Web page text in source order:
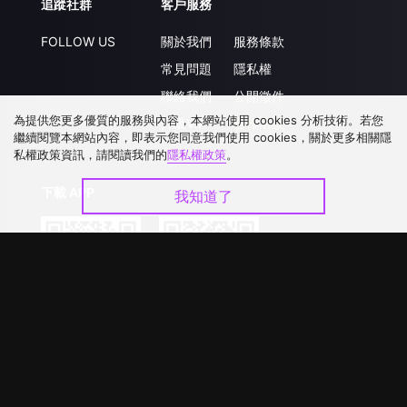
追蹤社群
FOLLOW US
客戶服務
關於我們
常見問題
聯絡我們
升級VIP
服務條款
隱私權
公開徵件
合作洽談
為提供您更多優質的服務與內容，本網站使用 cookies 分析技術。若您
繼續閱覽本網站內容，即表示您同意我們使用 cookies，關於更多相關隱
私權政策資訊，請閱讀我們的隱私權政策。
我知道了